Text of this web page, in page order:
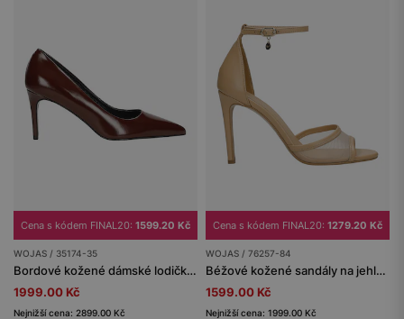
Cena s kódem FINAL20: 1599.20 Kč
WOJAS / 35174-35
Bordové kožené dámské lodičky na vysokém podpatku
1999.00 Kč
Nejnižší cena: 2899.00 Kč
Cena s kódem FINAL20: 1279.20 Kč
WOJAS / 76257-84
Béžové kožené sandály na jehlovém podpatku
1599.00 Kč
Nejnižší cena: 1999.00 Kč